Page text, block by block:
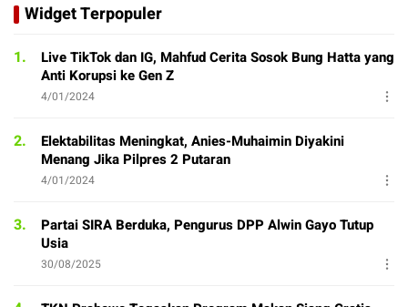
Widget Terpopuler
1.
Live TikTok dan IG, Mahfud Cerita Sosok Bung Hatta yang
Anti Korupsi ke Gen Z
4/01/2024
2.
Elektabilitas Meningkat, Anies-Muhaimin Diyakini
Menang Jika Pilpres 2 Putaran
4/01/2024
3.
Partai SIRA Berduka, Pengurus DPP Alwin Gayo Tutup
Usia
30/08/2025